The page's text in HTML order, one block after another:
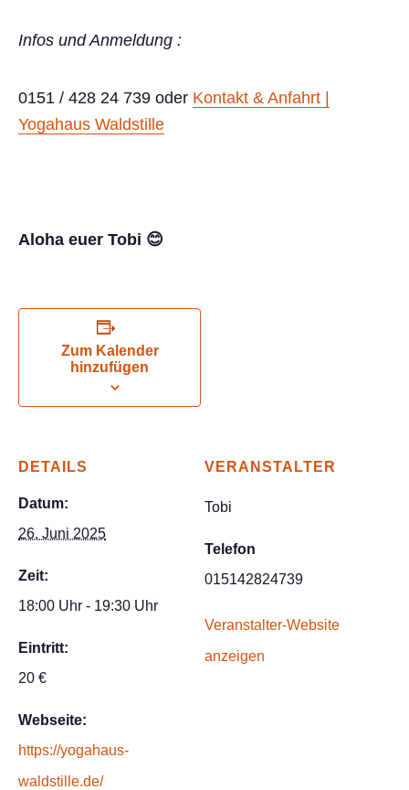
Infos und Anmeldung :
0151 / 428 24 739 oder Kontakt & Anfahrt |
Yogahaus Waldstille
Aloha euer Tobi 😊
Zum Kalender
hinzufügen
DETAILS
Datum:
26. Juni 2025
Zeit:
18:00 Uhr - 19:30 Uhr
Eintritt:
20 €
Webseite:
https://yogahaus-
waldstille.de/
VERANSTALTER
Tobi
Telefon
015142824739
Veranstalter-Website
anzeigen